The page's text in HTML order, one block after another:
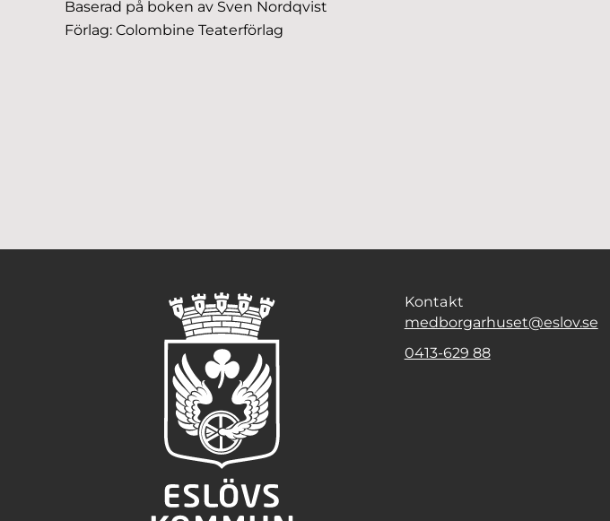
Baserad på boken av Sven Nordqvist
Förlag: Colombine Teaterförlag
Kontakt
medborgarhuset@eslov.se
0413-629 88